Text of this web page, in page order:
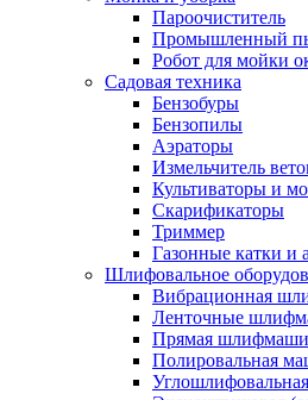
Пароочиститель
Промышленный
Робот для мойки
Садовая техника
Бензобуры
Бензопилы
Аэраторы
Измельчитель
Культиваторы и
Скарификаторы
Триммер
Газонные катки и
Шлифовальное
Вибрационная
Ленточные
Прямая
Полировальная